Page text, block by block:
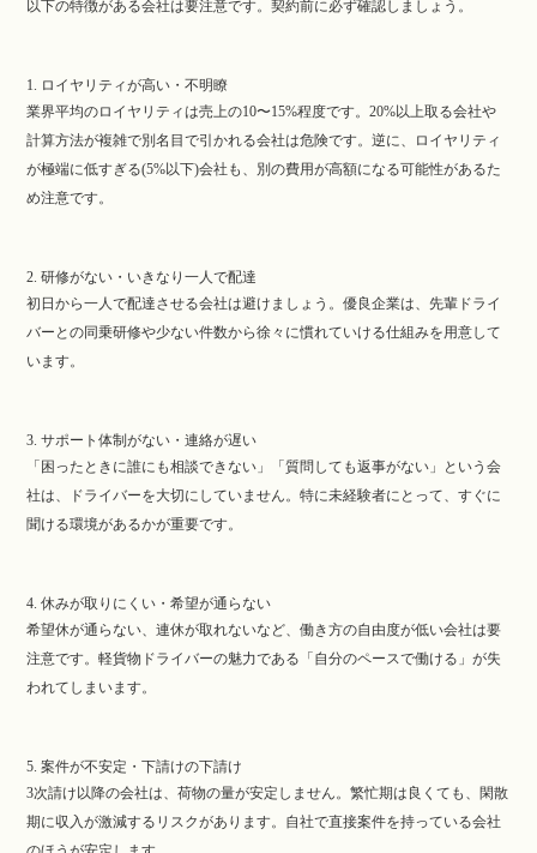
以下の特徴がある会社は要注意です。契約前に必ず確認しましょう。
1. ロイヤリティが高い・不明瞭
業界平均のロイヤリティは売上の10〜15%程度です。20%以上取る会社や
計算方法が複雑で別名目で引かれる会社は危険です。逆に、ロイヤリティ
が極端に低すぎる(5%以下)会社も、別の費用が高額になる可能性があるた
め注意です。
2. 研修がない・いきなり一人で配達
初日から一人で配達させる会社は避けましょう。優良企業は、先輩ドライ
バーとの同乗研修や少ない件数から徐々に慣れていける仕組みを用意して
います。
3. サポート体制がない・連絡が遅い
「困ったときに誰にも相談できない」「質問しても返事がない」という会
社は、ドライバーを大切にしていません。特に未経験者にとって、すぐに
聞ける環境があるかが重要です。
4. 休みが取りにくい・希望が通らない
希望休が通らない、連休が取れないなど、働き方の自由度が低い会社は要
注意です。軽貨物ドライバーの魅力である「自分のペースで働ける」が失
われてしまいます。
5. 案件が不安定・下請けの下請け
3次請け以降の会社は、荷物の量が安定しません。繁忙期は良くても、閑散
期に収入が激減するリスクがあります。自社で直接案件を持っている会社